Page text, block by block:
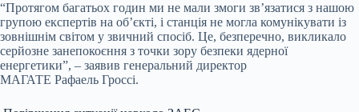
“Протягом багатьох годин ми не мали змоги зв’язатися з нашою
групою експертів на об’єкті, і станція не могла комунікувати із
зовнішнім світом у звичний спосіб. Це, безперечно, викликало
серйозне занепокоєння з точки зору безпеки ядерної
енергетики”, – заявив генеральний директор
МАГАТЕ Рафаель Гроссі.